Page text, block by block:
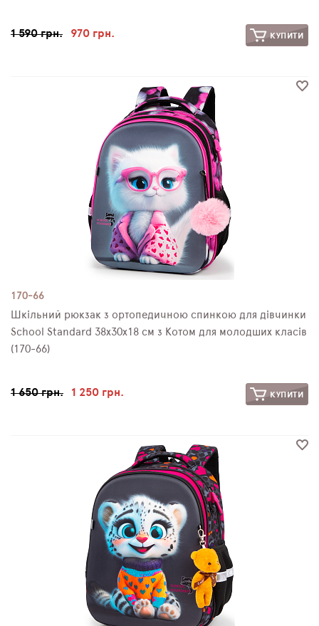
1 590 грн. 970 грн. КУПИТИ
170-66
Шкільний рюкзак з ортопедичною спинкою для дівчинки
School Standard 38х30х18 см з Котом для молодших класів
(170-66)
1 650 грн. 1 250 грн. КУПИТИ